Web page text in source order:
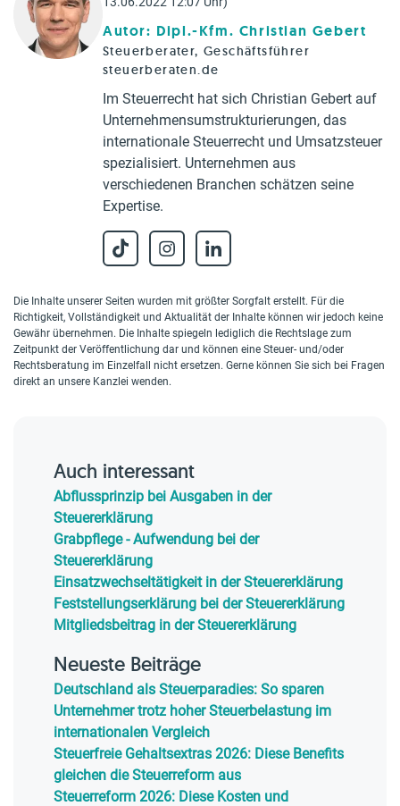
Autor: Dipl.-Kfm. Christian Gebert
Steuerberater, Geschäftsführer
steuerberaten.de
Im Steuerrecht hat sich Christian Gebert auf
Unternehmensumstrukturierungen, das
internationale Steuerrecht und Umsatzsteuer
spezialisiert. Unternehmen aus
verschiedenen Branchen schätzen seine
Expertise.
Die Inhalte unserer Seiten wurden mit größter Sorgfalt erstellt. Für die
Richtigkeit, Vollständigkeit und Aktualität der Inhalte können wir jedoch keine
Gewähr übernehmen. Die Inhalte spiegeln lediglich die Rechtslage zum
Zeitpunkt der Veröffentlichung dar und können eine Steuer- und/oder
Rechtsberatung im Einzelfall nicht ersetzen. Gerne können Sie sich bei Fragen
direkt an unsere Kanzlei wenden.
Auch interessant
Abflussprinzip bei Ausgaben in der
Steuererklärung
Grabpflege - Aufwendung bei der
Steuererklärung
Einsatzwechseltätigkeit in der Steuererklärung
Feststellungserklärung bei der Steuererklärung
Mitgliedsbeitrag in der Steuererklärung
Neueste Beiträge
Deutschland als Steuerparadies: So sparen
Unternehmer trotz hoher Steuerbelastung im
internationalen Vergleich
Steuerfreie Gehaltsextras 2026: Diese Benefits
gleichen die Steuerreform aus
Steuerreform 2026: Diese Kosten und